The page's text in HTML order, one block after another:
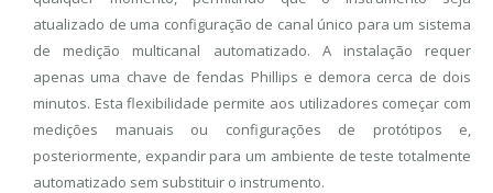
atualizado de uma configuração de canal único para um sistema
de medição multicanal automatizado. A instalação requer
apenas uma chave de fendas Phillips e demora cerca de dois
minutos. Esta flexibilidade permite aos utilizadores começar com
medições manuais ou configurações de protótipos e,
posteriormente, expandir para um ambiente de teste totalmente
automatizado sem substituir o instrumento.